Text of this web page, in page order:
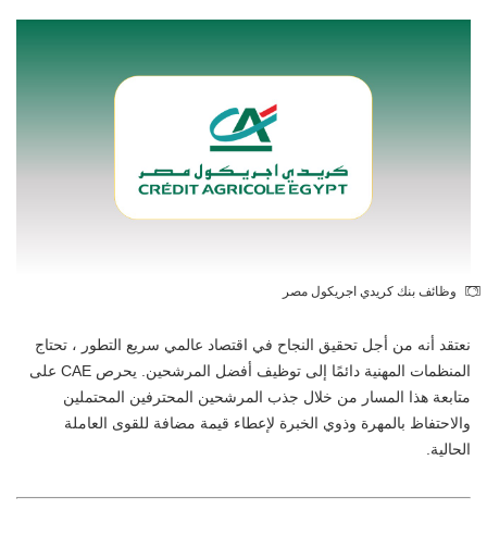
وظائف بنك كريدي اجريكول مصر
نعتقد أنه من أجل تحقيق النجاح في اقتصاد عالمي سريع التطور ، تحتاج
المنظمات المهنية دائمًا إلى توظيف أفضل المرشحين. يحرص CAE على
متابعة هذا المسار من خلال جذب المرشحين المحترفين المحتملين
والاحتفاظ بالمهرة وذوي الخبرة لإعطاء قيمة مضافة للقوى العاملة
الحالية.